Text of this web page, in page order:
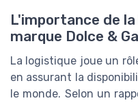
L'importance de
marque Dolce &
La logistique joue un
en assurant la
le monde. Selon un